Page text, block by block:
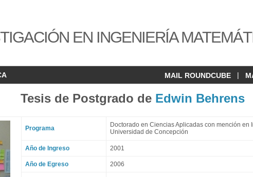
EN INGENIERÍA
MAIL ROUNDCUBE |
Tesis de Postgrado de Edwin Behrens
Programa
Doctorado en Ciencias Aplicadas con mención en
Universidad de Concepción
Año de Ingreso 2001
Año de Egreso 2006